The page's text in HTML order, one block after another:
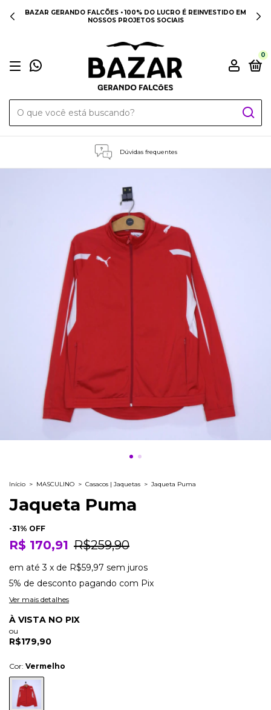
BAZAR GERANDO FALCÕES • 100% DO LUCRO É REINVESTIDO EM
NOSSOS PROJETOS SOCIAIS
0
Dúvidas frequentes
Início > MASCULINO > Casacos | Jaquetas > Jaqueta Puma
Jaqueta Puma
-31% OFF
R$ 170,91 R$259,90
em até3 x de R$59,97 sem juros
5% de desconto pagando com Pix
Ver mais detalhes
À VISTA NO PIX
ou
R$179,90
Cor: Vermelho